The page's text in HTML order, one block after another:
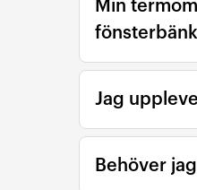
Min
Jag
Behöver